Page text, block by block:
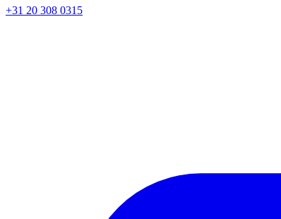
+31 20 308 0315